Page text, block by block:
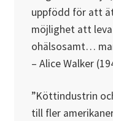
uppfödd för att
möjlighet att
ohälsosamt…
– Alice Walker
”Köttindustrin
till fler